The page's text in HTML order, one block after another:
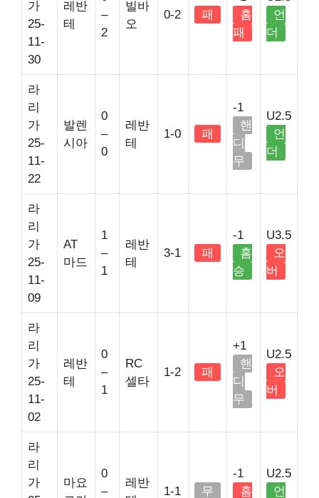
가
25-
11-
30
레반
테
–
2
빌바
오
0-2 패
홈
패
언
더
라
리
가
25-
11-
22
발렌
시아
0
–
0
레반
테
1-0 패
-1
핸
디
무
U2.5
언
더
라
리
가
25-
11-
09
AT
마드
1
–
1
레반
테
3-1 패
-1
홈
승
U3.5
오
버
라
리
가
25-
11-
02
레반
테
0
–
1
RC
셀타
1-2 패
+1
핸
디
무
U2.5
오
버
라
리
가
마요
0
–
레반
1-1 무
-1
홈
U2.5
언